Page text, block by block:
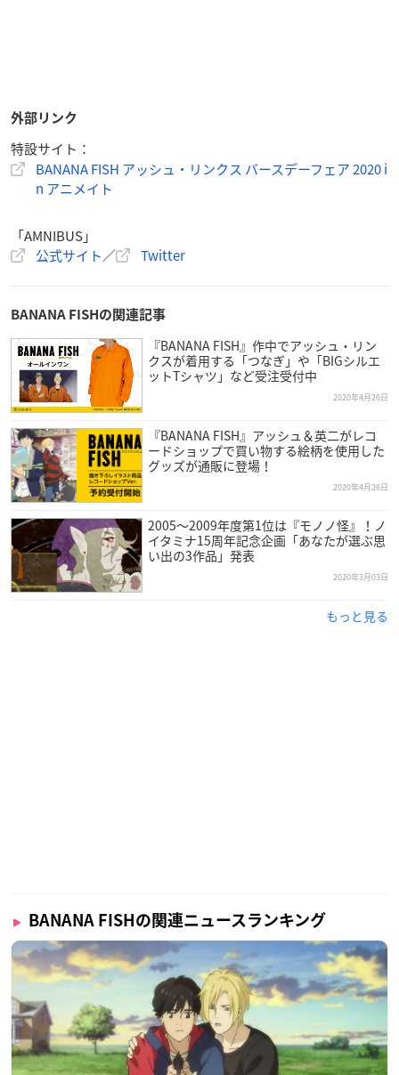
外部リンク
特設サイト：
BANANA FISH アッシュ・リンクス バースデーフェア 2020 i
n アニメイト
「AMNIBUS」
公式サイト／ Twitter
BANANA FISHの関連記事
『BANANA FISH』作中でアッシュ・リン
クスが着用する「つなぎ」や「BIGシルエ
ットTシャツ」など受注受付中
2020年4月26日
『BANANA FISH』アッシュ＆英二がレコ
ードショップで買い物する絵柄を使用した
グッズが通販に登場！
2020年4月26日
2005～2009年度第1位は『モノノ怪』！ノ
イタミナ15周年記念企画「あなたが選ぶ思
い出の3作品」発表
2020年3月03日
もっと見る
BANANA FISHの関連ニュースランキング